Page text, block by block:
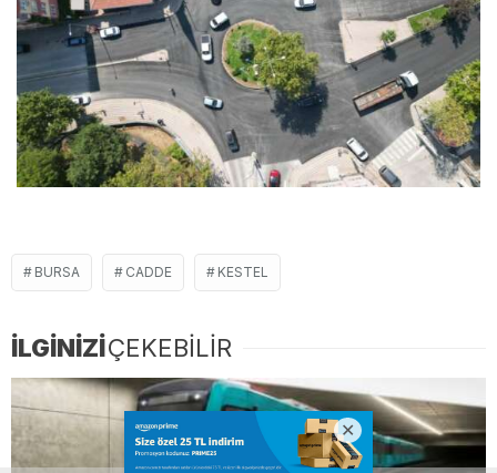
BURSA CADDE KESTEL
İLGİNİZİÇEKEBİLİR